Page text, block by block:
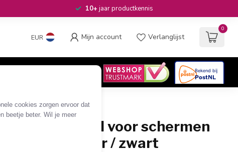
cookies zorgen ervoor dat
beetje beter. Wil je meer
10+jaar productkennis
EUR Mijn account Verlanglijst
0
plafondbeugel voor schermen
/ inklapbaar / zwart